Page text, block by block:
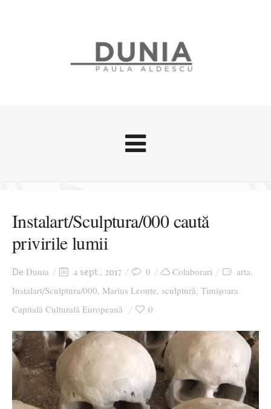
Stari afective
Zice Dunia
Cursuri povestite
Ziua culorii
Instalart/Sculptura/000 caută
privirile lumii
De Dunia 4 sept., 2017 0 Colaborari arta,
Instalart/Sculptura/000, Marius Leonte, sculptură, Timișoara
Capitală Culturală Europeană
0